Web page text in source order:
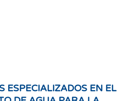
ESPECIALIZADOS EN EL